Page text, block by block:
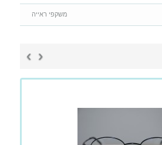
משקפי ראייה
‹
›